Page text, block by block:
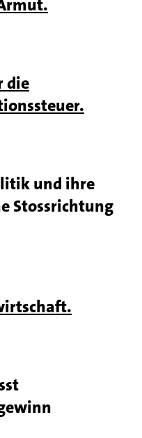
die
und ihre
Stossrichtung